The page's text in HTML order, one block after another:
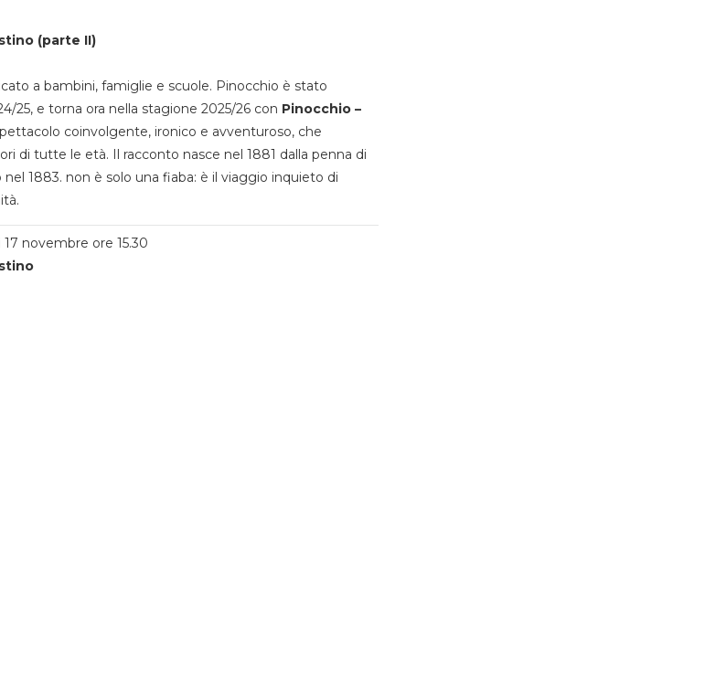
(parte II)
a bambini, famiglie e scuole. Pinocchio è stato
25, e torna ora nella stagione 2025/26 con Pinocchio –
coinvolgente, ironico e avventuroso, che
di tutte le età. Il racconto nasce nel 1881 dalla penna di
nel 1883. non è solo una fiaba: è il viaggio inquieto di
novembre ore 15.30